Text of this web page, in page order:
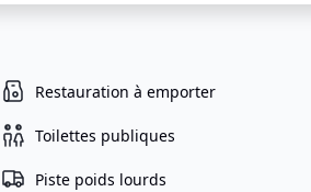
Restauration à emporter
Toilettes publiques
Piste poids lourds